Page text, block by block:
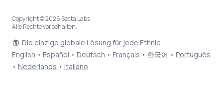
Copyright © 2026 Secta Labs
Alle Rechte vorbehalten.
Die einzige globale Lösung für jede Ethnie
English • Español • Deutsch • Français • 한국어 • Português
• Nederlands • Italiano